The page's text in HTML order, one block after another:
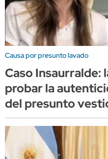
Causa por presunto lavado
Caso Insaurralde:
probar la
del presunto